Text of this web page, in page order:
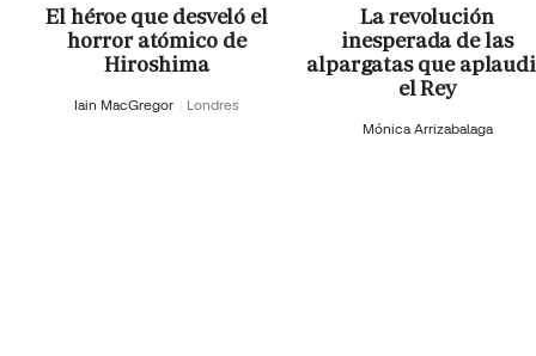
El héroe que desveló el
horror atómico de
Hiroshima
Iain MacGregor Londres
La revolución
inesperada de las
alpargatas que
el Rey
Mónica Arrizabalaga